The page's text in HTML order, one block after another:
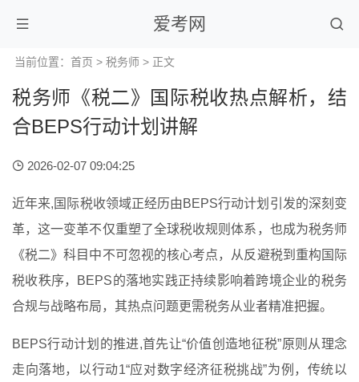
爱考网
当前位置： 首页 > 税务师 > 正文
税务师《税二》国际税收热点解析，结
合BEPS行动计划讲解
2026-02-07 09:04:25
近年来,国际税收领域正经历由BEPS行动计划引发的深刻变
革，这一变革不仅重塑了全球税收规则体系，也成为税务师
《税二》科目中不可忽视的核心考点，从反避税到重构国际
税收秩序，BEPS的落地实践正持续影响着跨境企业的税务
合规与战略布局，其热点问题更需税务从业者精准把握。
BEPS行动计划的推进,首先让“价值创造地征税”原则从理念
走向落地，以行动1“应对数字经济征税挑战”为例，传统以